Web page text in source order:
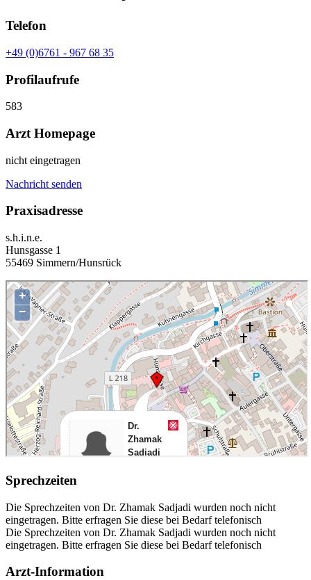
Telefon
+49 (0)6761 - 967 68 35
Profilaufrufe
583
Arzt Homepage
nicht eingetragen
Nachricht senden
Praxisadresse
s.h.i.n.e.
Hunsgasse 1
55469 Simmern/Hunsrück
Sprechzeiten
Die Sprechzeiten von Dr. Zhamak Sadjadi wurden noch nicht
eingetragen. Bitte erfragen Sie diese bei Bedarf telefonisch
Die Sprechzeiten von Dr. Zhamak Sadjadi wurden noch nicht
eingetragen. Bitte erfragen Sie diese bei Bedarf telefonisch
Arzt-Information